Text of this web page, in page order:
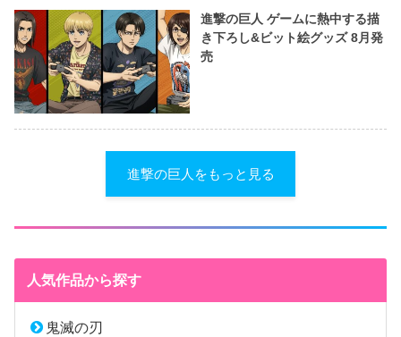
進撃の巨人 ゲームに熱中する描
き下ろし&ビット絵グッズ 8月発
売
進撃の巨人をもっと見る
人気作品から探す
鬼滅の刃